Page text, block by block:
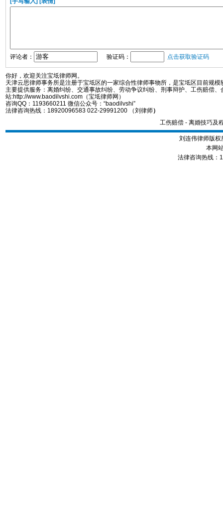
评论者： 验证码： 点击获取验证码
你好，欢迎关注宝坻律师网。
天津云思律师事务所是注册于宝坻区的一家综合性律师事物所，是宝坻区目前规
主要提供服务：离婚纠纷、交通事故纠纷、劳动争议纠纷、刑事辩护、工伤赔偿
站:http://www.baodilvshi.com（宝坻律师网）
咨询QQ：1193660211 微信公众号：“baodilvshi”
法律咨询热线：18920096583 022-29991200 （刘律师）
工伤赔偿- 离婚技巧及
刘连伟律师版
本网
法律咨询热线